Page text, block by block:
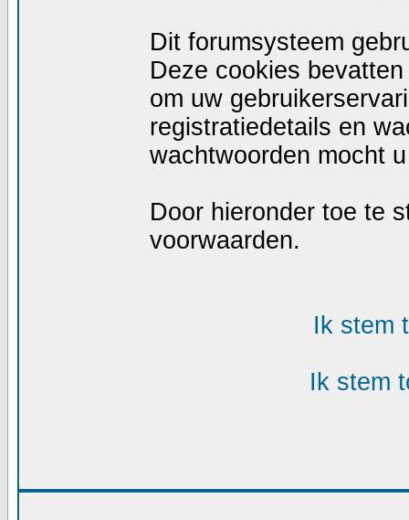
Dit forumsysteem
Deze cookies
om uw
registratiedetails en
wachtwoorden mocht
Door hieronder toe te
voorwaarden.
Ik stem
Ik stem